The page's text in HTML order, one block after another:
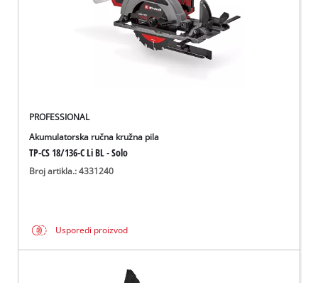
PROFESSIONAL
Akumulatorska ručna kružna pila
TP-CS 18/136-C Li BL - Solo
Broj artikla.: 4331240
Usporedi proizvod